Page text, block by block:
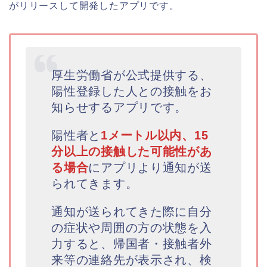
がリリースして開発したアプリです。
厚生労働省が公式提供する、
陽性登録した人との接触をお
知らせするアプリです。
陽性者と 1メートル以内、15
分以上の接触した可能性があ
る場合にアプリより通知が送
られてきます。
通知が送られてきた際に自分
の症状や周囲の方の状態を入
力すると、帰国者・接触者外
来等の連絡先が表示され、検